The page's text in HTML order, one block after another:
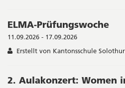
ELMA-Prüfungswoche
11.09.2026 - 17.09.2026
Erstellt von Kantonsschule
2. Aulakonzert: Women